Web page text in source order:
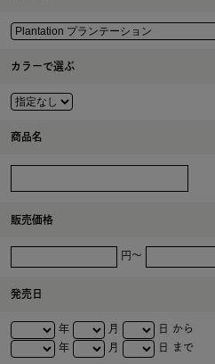
カラーで選ぶ
商品名
販売価格
円～
発売日
年 月
日 から
年
月 日 まで